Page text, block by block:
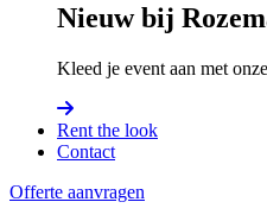
Nieuw bij
Kleed je event aan met
Rent the look
Contact
Offerte aanvragen